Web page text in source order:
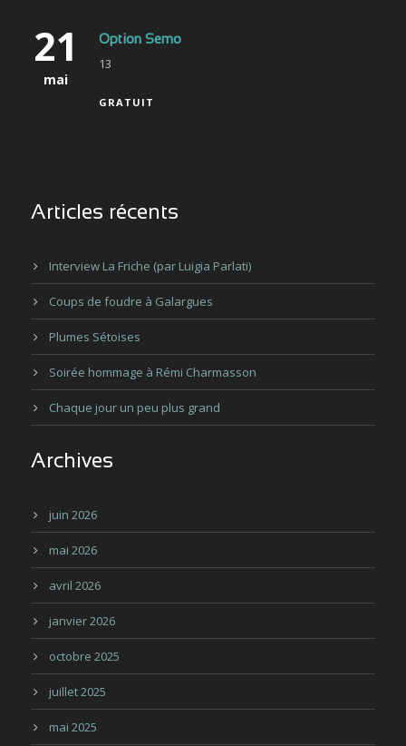
21
mai
Option Semo
13
GRATUIT
Articles récents
Interview La Friche (par Luigia Parlati)
Coups de foudre à Galargues
Plumes Sétoises
Soirée hommage à Rémi Charmasson
Chaque jour un peu plus grand
Archives
juin 2026
mai 2026
avril 2026
janvier 2026
octobre 2025
juillet 2025
mai 2025